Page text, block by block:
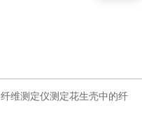
纤维测定仪测定花生壳中的纤